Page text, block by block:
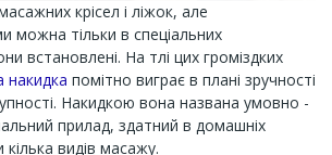
крісел і ліжок, але
можна тільки в спеціальних
встановлені. На тлі цих громіздких
накидка помітно виграє в плані зручності
Накидкою вона названа умовно -
прилад, здатний в домашніх
видів масажу.